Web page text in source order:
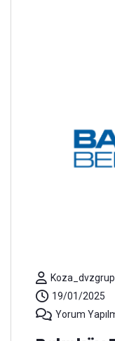
Koza_dvzgrup
19/01/2025
Yorum